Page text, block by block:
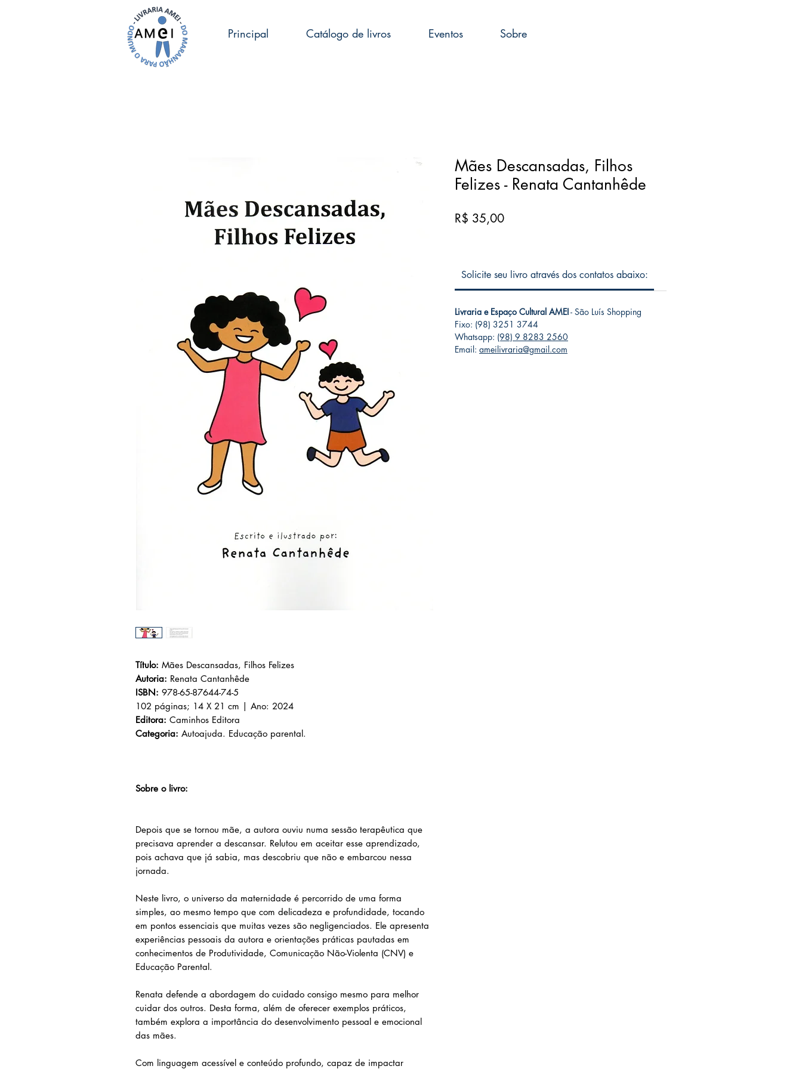
Principal Catálogo de livros Eventos Sobre
Título: Mães Descansadas, Filhos Felizes
Autoria: Renata Cantanhêde
ISBN: 978-65-87644-74-5
102 páginas; 14 X 21 cm | Ano: 2024
Editora: Caminhos Editora
Categoria: Autoajuda. Educação parental.
Sobre o livro:
Depois que se tornou mãe, a autora ouviu numa sessão terapêutica que
precisava aprender a descansar. Relutou em aceitar esse aprendizado,
pois achava que já sabia, mas descobriu que não e embarcou nessa
jornada.
Neste livro, o universo da maternidade é percorrido de uma forma
simples, ao mesmo tempo que com delicadeza e profundidade, tocando
em pontos essenciais que muitas vezes são negligenciados. Ele apresenta
experiências pessoais da autora e orientações práticas pautadas em
conhecimentos de Produtividade, Comunicação Não-Violenta (CNV) e
Educação Parental.
Renata defende a abordagem do cuidado consigo mesmo para melhor
cuidar dos outros. Desta forma, além de oferecer exemplos práticos,
também explora a importância do desenvolvimento pessoal e emocional
das mães.
Com linguagem acessível e conteúdo profundo, capaz de impactar
Mães Descansadas, Filhos
Felizes - Renata Cantanhêde
R$ 35,00Preço
Solicite seu livro através dos contatos abaixo:
Livraria e Espaço Cultural AMEI- São Luís Shopping
Fixo: (98) 3251 3744
Whatsapp: (98) 9 8283 2560
Email: ameilivraria@gmail.com